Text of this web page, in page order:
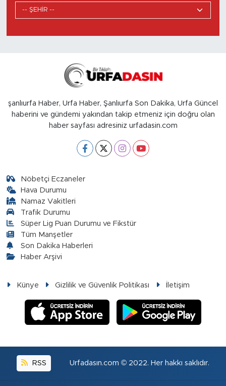
şanlıurfa Haber, Urfa Haber, Şanlıurfa Son Dakika, Urfa Güncel
haberini ve gündemi yakından takip etmeniz için doğru olan
haber sayfası adresiniz urfadasin.com
Nöbetçi Eczaneler
Hava Durumu
Namaz Vakitleri
Trafik Durumu
Süper Lig Puan Durumu ve Fikstür
Tüm Manşetler
Son Dakika Haberleri
Haber Arşivi
Künye Gizlilik ve Güvenlik Politikası İletişim
RSS Urfadasın.com © 2022. Her hakkı saklıdır.